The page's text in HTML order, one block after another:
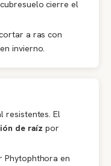
cierre el
a ras con
invierno.
resistentes. El
de raíz por
Phytophthora en